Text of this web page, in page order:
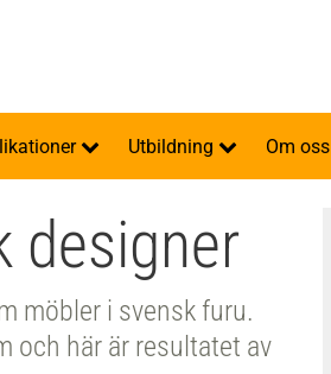
Utbildning Om oss
designer
möbler i svensk furu.
och här är resultatet av